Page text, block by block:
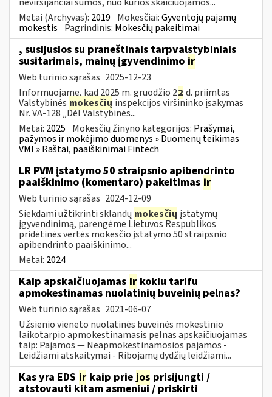
Metai (Archyvas): 2019 Mokesčiai:Gyventojų pajamų
mokestis Pagrindinis: Mokesčių pakeitimai
, susijusios su praneštinais tarpvalstybiniais
susitarimais, mainų įgyvendinimo ir
Web turinio sąrašas 2025-12-23
Informuojame, kad 2025 m. gruodžio 22 d. priimtas
Valstybinės mokesčių inspekcijos viršininko įsakymas
Nr. VA-128 „Dėl Valstybinės...
Metai: 2025 Mokesčių žinyno kategorijos: Prašymai,
pažymos ir mokėjimo duomenys » Duomenų teikimas
VMI » Raštai, paaiškinimai Fintech
LR PVM įstatymo 50 straipsnio apibendrinto
paaiškinimo (komentaro) pakeitimas ir
Web turinio sąrašas 2024-12-09
Siekdami užtikrinti sklandų mokesčių įstatymų
įgyvendinimą, parengėme Lietuvos Respublikos
pridėtinės vertės mokesčio įstatymo 50 straipsnio
apibendrinto paaiškinimo...
Metai: 2024
Kaip apskaičiuojamas ir kokiu tarifu
apmokestinamas nuolatinių buveinių pelnas?
Web turinio sąrašas 2021-06-07
Užsienio vieneto nuolatinės buveinės mokestinio
laikotarpio apmokestinamasis pelnas apskaičiuojamas
taip: Pajamos — Neapmokestinamosios pajamos -
Leidžiami atskaitymai - Ribojamų dydžių leidžiami...
Kas yra EDS ir kaip prie jos prisijungti /
atstovauti kitam asmeniui / priskirti